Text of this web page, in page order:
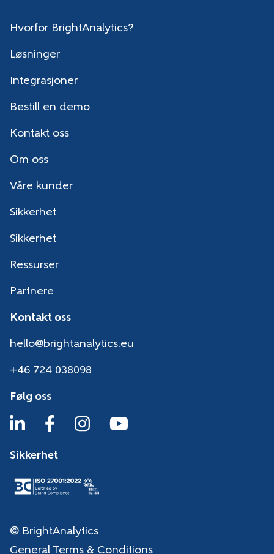
Hvorfor BrightAnalytics?
Løsninger
Integrasjoner
Bestill en demo
Kontakt oss
Om oss
Våre kunder
Sikkerhet
Sikkerhet
Ressurser
Partnere
Kontakt oss
hello@brightanalytics.eu
+46 724 038098
Følg oss
Sikkerhet
© BrightAnalytics
General Terms & Conditions